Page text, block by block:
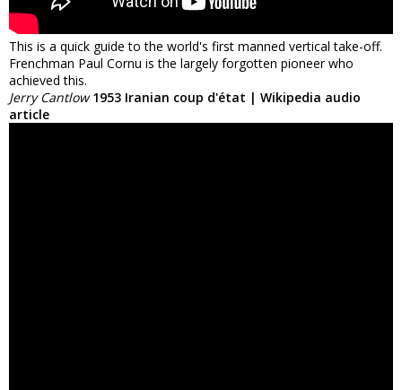
This is a quick guide to the world's first manned vertical take-off.
Frenchman Paul Cornu is the largely forgotten pioneer who
achieved this.
Jerry Cantlow 1953 Iranian coup d'état | Wikipedia audio
article